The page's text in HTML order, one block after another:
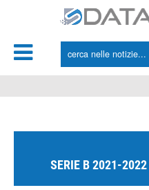
SERIE B 2021-2022